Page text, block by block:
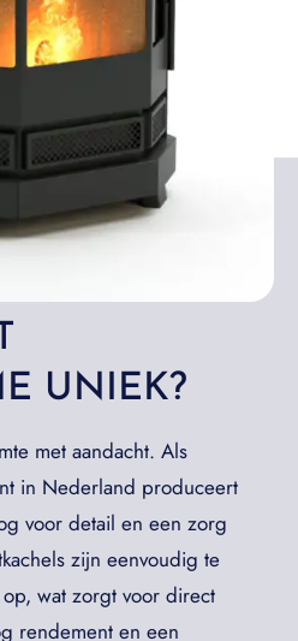
UNIEK?
met aandacht. Als
in Nederland produceert
voor detail en een zorg
zijn eenvoudig te
wat zorgt voor direct
rendement en een